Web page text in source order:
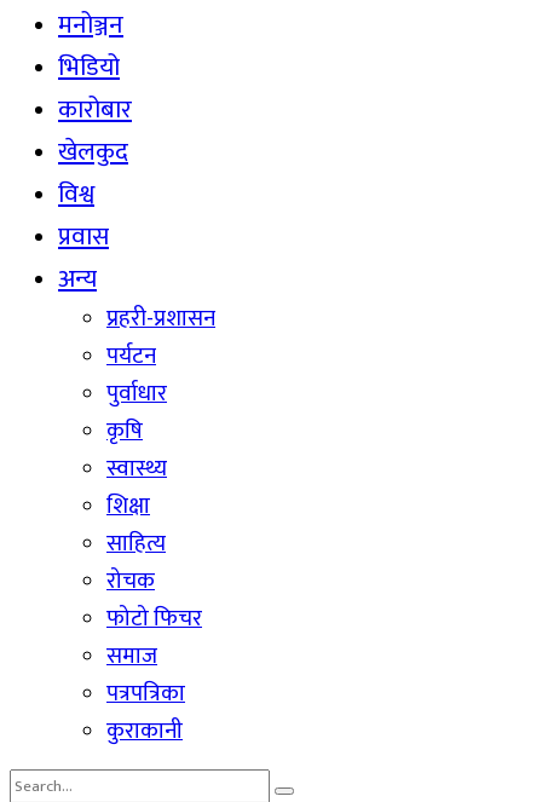
मनोञ्जन
भिडियो
कारोबार
खेलकुद
विश्व
प्रवास
अन्य
प्रहरी-प्रशासन
पर्यटन
पुर्वाधार
कृषि
स्वास्थ्य
शिक्षा
साहित्य
रोचक
फोटो फिचर
समाज
पत्रपत्रिका
कुराकानी